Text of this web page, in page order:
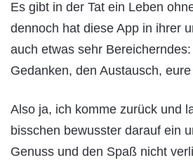
Es gibt in der Tat ein Leben
dennoch hat diese App in ihrer
auch etwas sehr
Gedanken, den Austausch,
Also ja, ich komme zurück und
bisschen bewusster darauf ein
Genuss und den Spaß nicht